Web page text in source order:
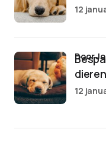
12
door
12